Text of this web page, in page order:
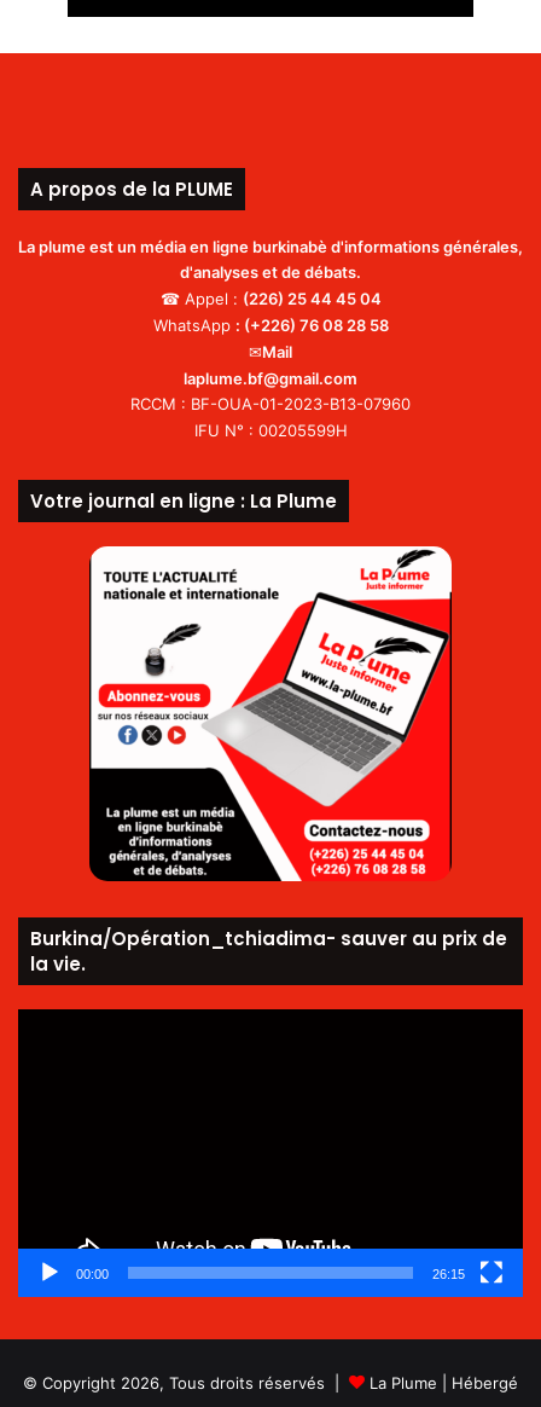
A propos de la PLUME
La plume est un média en ligne burkinabè d'informations générales,
d'analyses et de débats.
☎ Appel : (226) 25 44 45 04
WhatsApp : (+226) 76 08 28 58
✉Mail
laplume.bf@gmail.com
RCCM : BF-OUA-01-2023-B13-07960
IFU N° : 00205599H
Votre journal en ligne : La Plume
Burkina/Opération_tchiadima- sauver au prix de
la vie.
00:00 26:15
© Copyright 2026, Tous droits réservés | La Plume | Hébergé